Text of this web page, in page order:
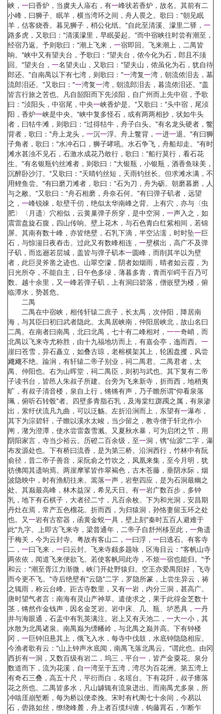
峡， 一曰香炉，当虞夫人庙右，有一峰状若香炉，故名。其前有二
小峰，曰狮子、眠羊，横当湾环之间，舟人畏之。歌曰："朝见眠
羊，估客烧香。暮见狮子，梢公化纸。"自此至清溪、濛里二驿， 一
路多虎，又歌曰："清溪濛里，早眠晏起。"而中宿峡往时尝有潮至，
经宿乃返。予则歌曰："潮上飞来， 一宿即回。飞来潮上，二禺皆
响。"峡中又有望夫台，予歌曰："望夫台，侬今化为石，郎且不须
回。"望夫台， 一名望夫山，又歌曰："望夫山，侬虽化为石，犹自待
郎还。"自南禺以下有七湾，则歌曰："一湾复一湾，朝流侬泪去，墓
流郎泪还。"又歌曰："一湾复一湾，朝流郎泪去，暮流侬泪还。"盖
皆言行旅之苦也。凡自韶阳而下先浈阳，自广州而上先中宿，予歌
曰："浈阳头，中宿尾，中央一峡香炉是。"又歌曰："头中宿，尾浈
阳，香炉一峡是中央。"峡中复多怪石，或有两两相抄，状如牛头
者，曰牯牛滩，则歌曰："过得牯牛，舟子白头。"有名龙头硬者，鳖
背者，歌曰："舟上龙头， 一沉一浮。舟上鳖背， 一进一退。"有曰狮
子角者，歌曰："水冲石口，狮子哮吼。水石争飞，舟船却走。"有时
滩水甚浊不见石，石激水成花乃敢行，歌曰："船行莫行，看石花
生。"有名银瓶钓丝滩者，则歌曰："大银瓶，小银瓶，酒香鱼味美，
沉醉卧沙汀。"又歌曰："天晴钓丝短，天雨钓丝长。但求滩水满，不
用鲤鱼尝。"有曰磨刀滩者，歌曰："石为刀，舟为砺。朝磨暮磨，人
与之敝。"又歌曰："舟石相磨，舟奈石何。"有曰弹子矶者，远望
之， 一峰锐竦，欹壁千仞，绝似太华南峰之背。上有穴，亦与〈虫
肥〉〈月遗〉穴相似，云黄巢弹子所穿，是中空洞， 一声入之，如
震雷盘旋石腹，四山传响。壁上花木，与石色青白红紫相间，若锦
屏。其南有数十峰，亦皆绝壁，石乳下滴，半空沾濡，时时坠一巨
石，与惊湍日夜舂击。过此又有数峰相连， 一壁横出，高广不及弹
子矶，而迄逦若层城，盖皆与弹子矶本一圆峰，而削其半以为壁
者，此巨灵斧凿之迹也。山翠空濛，阴者如烟雨，晴者如云霞，为
日光所夺，不能自主，日午色多绿，薄暮多青，青而岝崿千百乃可
数。越十余里，又一峰若弹子矶，上有洞曰碧落，僧嵌壁为楼，俯
临潭水，势甚危。
二禺
二禺在中宿峡，相传轩辕二庶子，长太禺，次仲阳，降居南
海，与其臣曰初曰武者隐此。太禺居峡南，仲阳居峡北，故山名曰
二禺。在南者曰南禺，北曰北禺，七十有二峰相对， 一一奇峭，而
北禺以飞来寺尤称胜，由十九福地坊而上，有嘉会亭，迤而西。 一
崖曰苍雪，异石矗立，如叠古琼，老榕横架其上，轮囷盘攫，风尝
飕飕不绝。踰涧，有轩辕二帝子别业，祠二禺君。二禺君者，太
禺、仲阳也。右为山晖堂，祠二禺臣，则初与武也。其下复有二帝
子读书台，皆邑人朱叔子所建。台旁为飞来新寺，折而西，地稍夷
旷，有叔子清音楼，泉自上行，锵锵有声，乃子瞻所谓"仰看泉落
珮，俯听石转毂"者。四壁多青脂石乳，及海棠红踯躅之属，有泉渗
出，萦纡伏流凡九曲，可以泛觞。左折沿涧而上，东望有一瀑布，
其下为淙碧轩，子瞻以溪水太峻，当少留之，教寺僧于轩北作小
闸，潴为澄潭，使水尝雷轰雪溅。又夏秋水暴，可为启闭之节，用
阴阳家言，寺当少裕云。历磴二百余级，至一洞，镌"仙源"二字，瀑
布发源处也。下有桥曰流香，是为第三桥。沿涧西行，竹林中有阮
俞径，昔二帝子善音，采阮俞之竹吹之，凤凰来集，至今月明，犹
彷佛闻其遗响焉。两崖摩挲皆作翠褐色，古木苍藤，垂阴水际，烟
波隐映中，时有渔舠往来。篙落一声，岩壑四应，是为石洞最幽之
处。其巅最高峰，林木益深，希见天日。有一岩广数百步，多钟
乳，地下有石棋子，大者径二寸，凡百余枚。下为和光洞，安昌期
丹灶在焉，常产五色榴花。折而西，为归猿洞，孙恪妻留玉环之处
也。又一岩有古窑器，函黄金蜕一具，壁上刻"秦时五百人避难于
此"九字。上即古飞来寺，梁普通年，二帝子自舒州移至此， 一角遗
于梅关，今为云封寺。粤故有客山二， 一曰浮， 一曰逃石。有客寺
二， 一曰飞来， 一曰云封。飞来寺颇多题咏，区海目云："客帆山寺
两依依，闻道飞来便欲飞。若使客帆同此寺，不烦一宿也能归。"予
和云："潮至胥江力渐微，峡门开处野猿归。空王亦爱禺阳好，飞寺
而今更不飞。"寺后绝壁有"云隐"二字，罗隐所篆，上尝生异云，祷
之辄雨，称云台峰。距古寺数里，又有一岩，内分三洞，甚高广。
唐时望气者言：南海有灵山产神草。遣使求之，果于此得金芝数十
茎，锵然作金钱声，因名金芝岩。岩中床、几、瓶、垆悉具， 一丹
井与海眼通，石盂中有乳英满注。岩上又有天池二， 一大一小，其
水散为北禺诸泉。南禺巅为缥幡岭，与北禺之巅并高。下有钟楼
冈， 一巨钟旧悬其上，俄飞入水，每寺中伐鼓，水底钟隐隐相应。
今渔者歌有云："山上钟声水底闻，南禺飞落北禺云。"谓此也。由冈
西折有一洞，又数百级有岩二，坞三，平台一 ，皆产金粟花。泉分
数道而下，流为花溪，自一湾至于五湾，湾尽为百花洲。第五湾上
有奇石三叠，高五十尺，平衍而白，名瑶台。下有花阡，叔子瘗落
花之所也。二禺皆多水，凡山罅辄有流泉迸出。而南禺尤多泉，所
冲啮厓崩堑断，每为桥以便牵挽。宋时有杙阁七十余间，今易以
石，礐路如丝，缭绕峰麓，舟上者百缆纠缠，钩藤罥石，乍断乍